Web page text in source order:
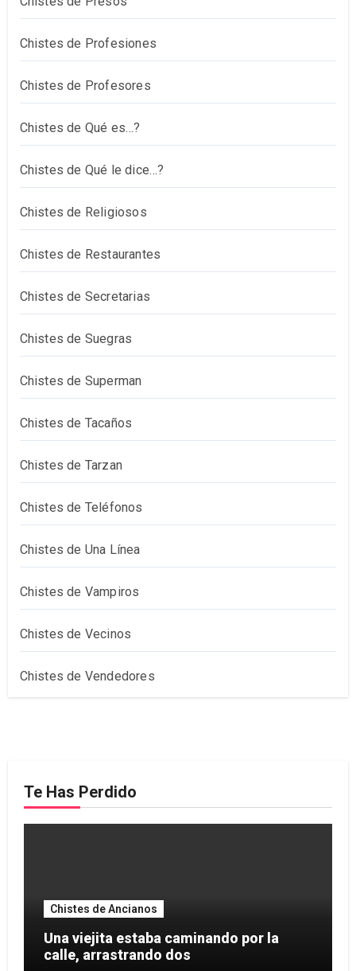
Chistes de Profesiones
Chistes de Profesores
Chistes de Qué es…?
Chistes de Qué le dice…?
Chistes de Religiosos
Chistes de Restaurantes
Chistes de Secretarias
Chistes de Suegras
Chistes de Superman
Chistes de Tacaños
Chistes de Tarzan
Chistes de Teléfonos
Chistes de Una Línea
Chistes de Vampiros
Chistes de Vecinos
Chistes de Vendedores
Te Has Perdido
Chistes de Ancianos
Una viejita estaba caminando por la
calle, arrastrando dos